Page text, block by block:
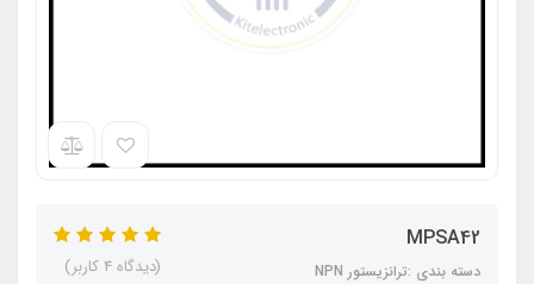
MPSA42
دسته بندی :ترانزیستور NPN (دیدگاه 4 کاربر)